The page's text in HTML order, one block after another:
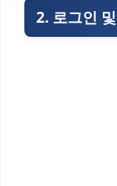
2. 로그인